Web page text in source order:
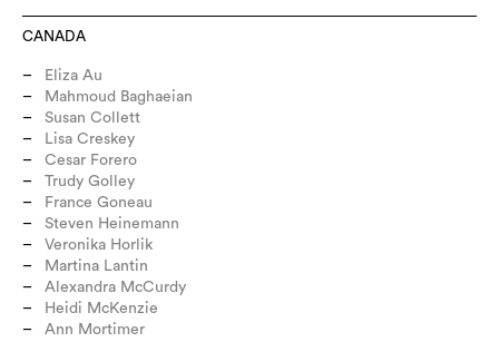
CANADA
Eliza Au
Mahmoud Baghaeian
Susan Collett
Lisa Creskey
Cesar Forero
Trudy Golley
France Goneau
Steven Heinemann
Veronika Horlik
Martina Lantin
Alexandra McCurdy
Heidi McKenzie
Ann Mortimer